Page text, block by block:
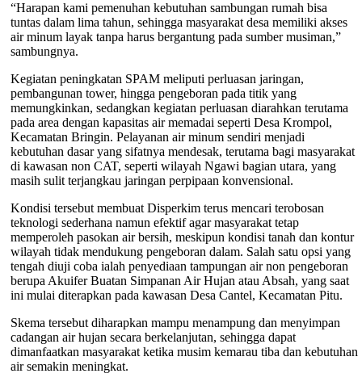
“Harapan kami pemenuhan kebutuhan sambungan rumah bisa
tuntas dalam lima tahun, sehingga masyarakat desa memiliki akses
air minum layak tanpa harus bergantung pada sumber musiman,”
sambungnya.
Kegiatan peningkatan SPAM meliputi perluasan jaringan,
pembangunan tower, hingga pengeboran pada titik yang
memungkinkan, sedangkan kegiatan perluasan diarahkan terutama
pada area dengan kapasitas air memadai seperti Desa Krompol,
Kecamatan Bringin. Pelayanan air minum sendiri menjadi
kebutuhan dasar yang sifatnya mendesak, terutama bagi masyarakat
di kawasan non CAT, seperti wilayah Ngawi bagian utara, yang
masih sulit terjangkau jaringan perpipaan konvensional.
Kondisi tersebut membuat Disperkim terus mencari terobosan
teknologi sederhana namun efektif agar masyarakat tetap
memperoleh pasokan air bersih, meskipun kondisi tanah dan kontur
wilayah tidak mendukung pengeboran dalam. Salah satu opsi yang
tengah diuji coba ialah penyediaan tampungan air non pengeboran
berupa Akuifer Buatan Simpanan Air Hujan atau Absah, yang saat
ini mulai diterapkan pada kawasan Desa Cantel, Kecamatan Pitu.
Skema tersebut diharapkan mampu menampung dan menyimpan
cadangan air hujan secara berkelanjutan, sehingga dapat
dimanfaatkan masyarakat ketika musim kemarau tiba dan kebutuhan
air semakin meningkat.